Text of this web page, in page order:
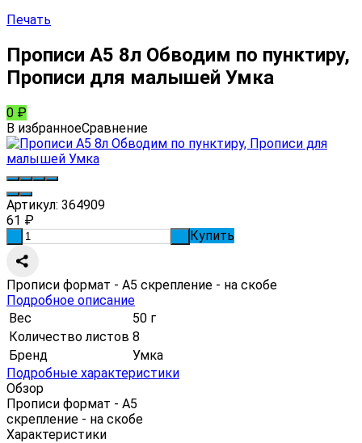
Печать
Прописи А5 8л Обводим по пунктиру,
Прописи для малышей Умка
0 ₽
В избранноеСравнение
Артикул: 364909
61 ₽
Купить
Прописи формат - А5 скрепление - на скобе
Подробное описание
Вес
50 г
Количество листов 8
Бренд
Умка
Подробные характеристики
Обзор
Прописи формат - А5
скрепление - на скобе
Характеристики